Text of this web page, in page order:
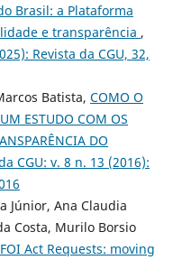
Brasil: a Plataforma
e transparência ,
Revista da CGU, 32,
Batista, COMO O
ESTUDO COM OS
DO
CGU: v. 8 n. 13 (2016):
Júnior, Ana Claudia
Costa, Murilo Borsio
Act Requests: moving